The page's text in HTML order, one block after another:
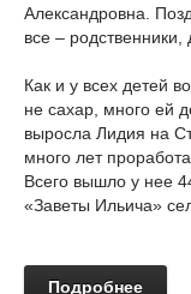
Александровна.
все – родственники,
Как и у всех детей
не сахар, много ей
выросла Лидия на
много лет
Всего вышло у нее
«Заветы Ильича»
Подробнее